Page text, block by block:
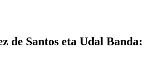
de Santos eta Udal